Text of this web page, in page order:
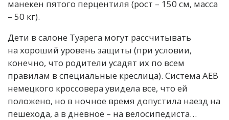
манекен пятого перцентиля (рост – 150 см, масса
– 50 кг).
Дети в салоне Туарега могут рассчитывать
на хороший уровень защиты (при условии,
конечно, что родители усадят их по всем
правилам в специальные креслица). Система AEB
немецкого кроссовера увидела все, что ей
положено, но в ночное время допустила наезд на
пешехода, а в дневное – на велосипедиста…